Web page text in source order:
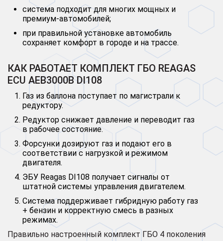
система подходит для многих мощных и
премиум-автомобилей;
при правильной установке автомобиль
сохраняет комфорт в городе и на трассе.
КАК РАБОТАЕТ КОМПЛЕКТ ГБО REAGAS
ECU AEB3000B DI108
Газ из баллона поступает по магистрали к
редуктору.
Редуктор снижает давление и переводит газ
в рабочее состояние.
Форсунки дозируют газ и подают его в
соответствии с нагрузкой и режимом
двигателя.
ЭБУ Reagas DI108 получает сигналы от
штатной системы управления двигателем.
Система поддерживает гибридную работу газ
+ бензин и корректную смесь в разных
режимах.
Правильно настроенный комплект ГБО 4 поколения